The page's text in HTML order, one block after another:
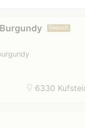
Gesuch
6330